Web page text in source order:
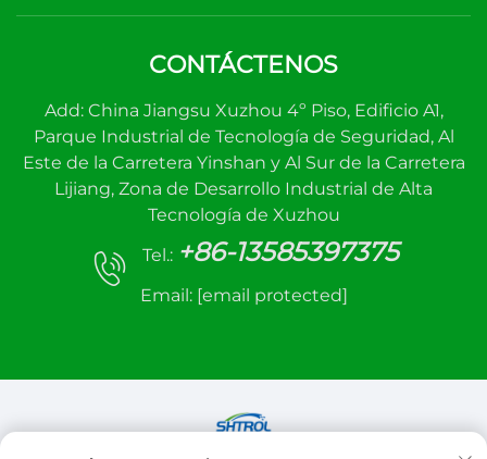
CONTÁCTENOS
Add: China Jiangsu Xuzhou 4º Piso, Edificio A1,
Parque Industrial de Tecnología de Seguridad, Al
Este de la Carretera Yinshan y Al Sur de la Carretera
Lijiang, Zona de Desarrollo Industrial de Alta
Tecnología de Xuzhou
Tel.: +86-13585397375
Email: [email protected]